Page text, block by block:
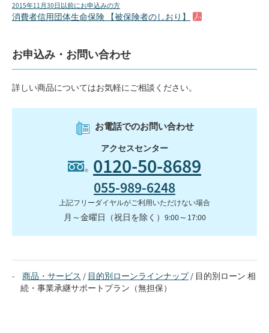
2015年11月30日以前にお申込みの方
消費者信用団体生命保険 【被保険者のしおり】
お申込み・お問い合わせ
詳しい商品についてはお気軽にご相談ください。
お電話でのお問い合わせ
アクセスセンター
0120-50-8689
055-989-6248
上記フリーダイヤルがご利用いただけない場合
月～金曜日（祝日を除く）9:00～17:00
商品・サービス 目的別ローンラインナップ
目的別ローン 相
続・事業承継サポートプラン（無担保）